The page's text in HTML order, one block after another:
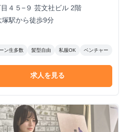
４５−９ 芸文社ビル 2階
駅から徒歩9分
ン生多数 髪型自由 私服OK ベンチャー
求人を見る